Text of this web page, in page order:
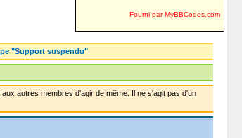
Fourni par MyBBCodes.com
"Support suspendu"
autres membres d'agir de même. Il ne s'agit pas d'un